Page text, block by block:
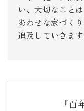
い、大切なこと
あわせな家づく
追及していきます
『